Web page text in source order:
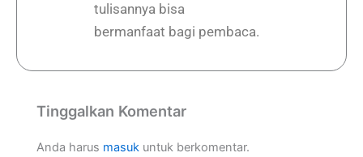
Tinggalkan Komentar
Anda harus masuk untuk berkomentar.
tulisannya bisa
bermanfaat bagi pembaca.